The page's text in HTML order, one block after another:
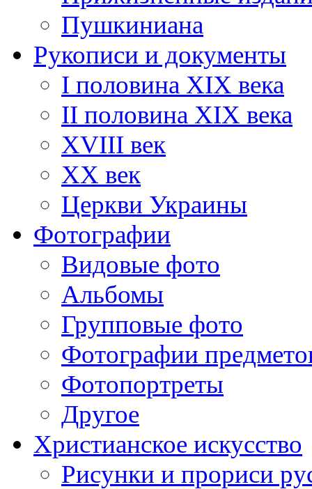
Пушкиниана
Рукописи и документы
I половина XIX века
II половина XIX века
XVIII век
ХХ век
Церкви Украины
Фотографии
Видовые фото
Альбомы
Групповые фото
Фотографии
Фотопортреты
Другое
Христианское искусство
Рисунки и прориси